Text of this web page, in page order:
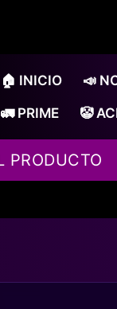
🏠 INICIO 📣
🚛 PRIME 🤡
PRODUCTO